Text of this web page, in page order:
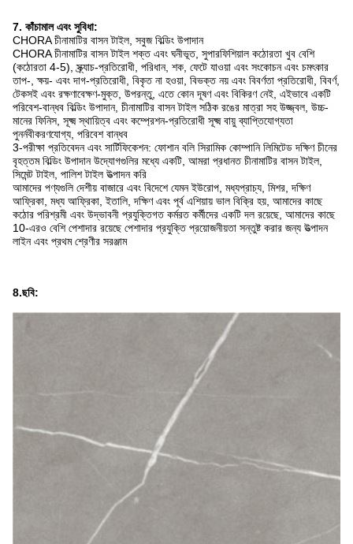
7. কাঁচামাল এবং সুবিধা:
CHORA চীনামাটির বাসন টাইল, সবুজ বিল্ডিং উপাদান
CHORA চীনামাটির বাসন টাইল শক্ত এবং ঘনীভূত, সুপারফিশিয়াল কঠোরতা খুব বেশি
(কঠোরতা 4-5), স্ক্র্যাচ-প্রতিরোধী, পরিধান, শক, ফেটে যাওয়া এবং সংকোচন এবং চমৎকার
তাপ-, ক্ষয়- এবং দাগ-প্রতিরোধী, বিকৃত না হওয়া, বিভক্ত নয় এবং বিবর্ণতা প্রতিরোধী, বিবর্ণ,
টেকসই এবং রক্ষণাবেক্ষণ-মুক্ত, উপরন্তু, এতে কোন দূষণ এবং বিকিরণ নেই, এইভাবে একটি
পরিবেশ-বান্ধব বিল্ডিং উপাদান, চীনামাটির বাসন টাইল সঠিক রঙের মাত্রা সহ উজ্জ্বল, উচ্চ-
মানের ফিনিস, সূক্ষ্ম স্থায়িত্ব এবং কম্প্রেশন-প্রতিরোধী সূক্ষ্ম বায়ু ব্যাপ্তিযোগ্যতা
পুনর্নবীকরণযোগ্য, পরিবেশ বান্ধব
3-পরীক্ষা প্রতিবেদন এবং সার্টিফিকেশন: ফোশান বলি সিরামিক কোম্পানি লিমিটেড দক্ষিণ চীনের
বৃহত্তম বিল্ডিং উপাদান উদ্যোগগুলির মধ্যে একটি, আমরা প্রধানত চীনামাটির বাসন টাইল,
সিমেন্ট টাইল, পালিশ টাইল উত্পাদন করি
আমাদের পণ্যগুলি দেশীয় বাজারে এবং বিদেশে যেমন ইউরোপ, মধ্যপ্রাচ্য, মিশর, দক্ষিণ
আফ্রিকা, মধ্য আফ্রিকা, ইতালি, দক্ষিণ এবং পূর্ব এশিয়ায় ভাল বিক্রি হয়, আমাদের কাছে
কঠোর পরিশ্রমী এবং উদ্ভাবনী প্রযুক্তিগত কর্মরত কর্মীদের একটি দল রয়েছে, আমাদের কাছে
10-এরও বেশি পেশাদার রয়েছে পেশাদার প্রযুক্তি প্রয়োজনীয়তা সন্তুষ্ট করার জন্য উত্পাদন
লাইন এবং প্রথম শ্রেণীর সরঞ্জাম
8.ছবি: